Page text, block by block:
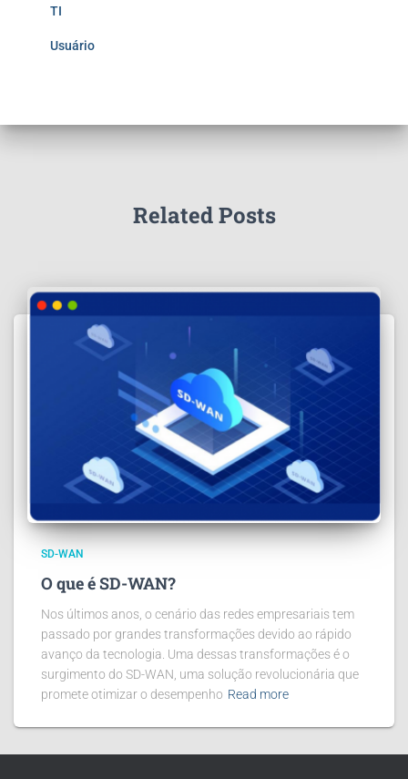
TI
Usuário
Related Posts
SD-WAN
O que é SD-WAN?
Nos últimos anos, o cenário das redes empresariais tem
passado por grandes transformações devido ao rápido
avanço da tecnologia. Uma dessas transformações é o
surgimento do SD-WAN, uma solução revolucionária que
promete otimizar o desempenho Read more